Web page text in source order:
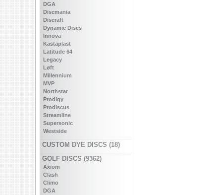
DGA
Discmania
Discraft
Dynamic Discs
Innova
Kastaplast
Latitude 64
Legacy
Løft
Millennium
MVP
Northstar
Prodigy
Prodiscus
Streamline
Supersonic
Westside
CUSTOM DYE DISCS (18)
GOLF DISCS (9362)
Axiom
Clash
Climo
DGA